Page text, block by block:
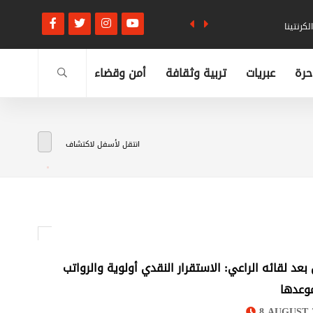
أمن وقضاء تربية وثقافة عبريات
انتقل لأسفل لاكتشاف
بعد لقائه الراعي: الاستقرار النقدي أولوية والرواتب